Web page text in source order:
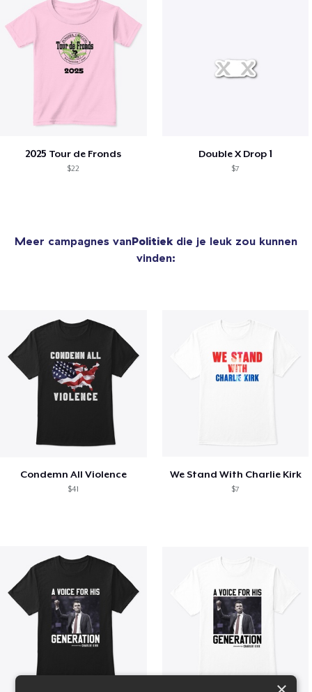
2025 Tour de Fronds
$22
Double X Drop 1
$7
Meer campagnes vanPolitiek die je leuk zou kunnen
vinden:
Condemn All Violence
$41
We Stand With Charlie Kirk
$7